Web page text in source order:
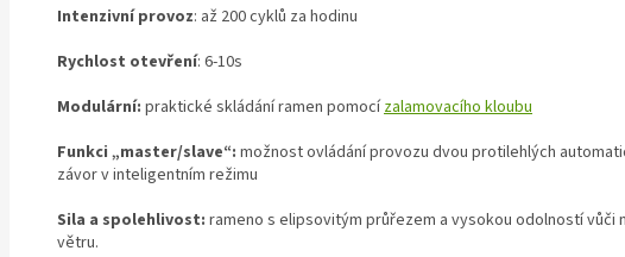
Intenzivní provoz: až 200 cyklů za hodinu
Rychlost otevření: 6-10s
Modulární: praktické skládání ramen pomocí zalamovacího kloubu
Funkci „master/slave“: možnost ovládání provozu dvou protilehlých
závor v inteligentním režimu
Sila a spolehlivost: rameno s elipsovitým průřezem a vysokou odolností vůči
větru.